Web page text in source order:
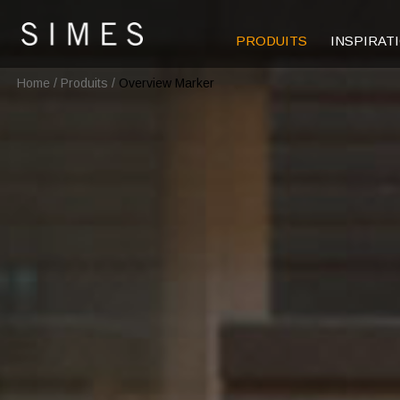
PRODUITS
Home / Produits / Overview Marker